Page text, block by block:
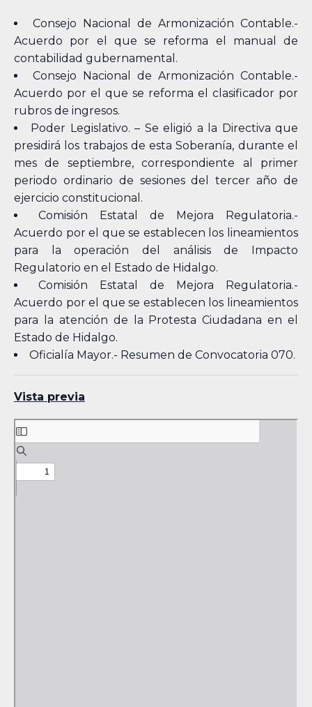
Consejo Nacional de Armonización Contable.-
Acuerdo por el que se reforma el manual de
contabilidad gubernamental.
Consejo Nacional de Armonización Contable.-
Acuerdo por el que se reforma el clasificador por
rubros de ingresos.
Poder Legislativo. – Se eligió a la Directiva que
presidirá los trabajos de esta Soberanía, durante el
mes de septiembre, correspondiente al primer
periodo ordinario de sesiones del tercer año de
ejercicio constitucional.
Comisión Estatal de Mejora Regulatoria.-
Acuerdo por el que se establecen los lineamientos
para la operación del análisis de Impacto
Regulatorio en el Estado de Hidalgo.
Comisión Estatal de Mejora Regulatoria.-
Acuerdo por el que se establecen los lineamientos
para la atención de la Protesta Ciudadana en el
Estado de Hidalgo.
Oficialía Mayor.- Resumen de Convocatoria 070.
Vista previa
Skip
to